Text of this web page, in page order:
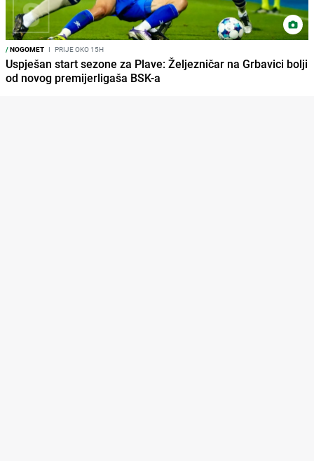
/NOGOMET I PRIJE OKO 15H
Uspješan start sezone za Plave: Željezničar na Grbavici bolji
od novog premijerligaša BSK-a